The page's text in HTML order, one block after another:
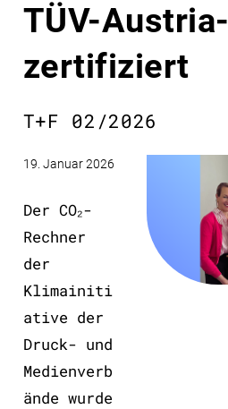
TÜV-Austria-
zertifiziert
T+F 02/2026
19. Januar 2026
Der CO₂-
Rechner
der
Klimainiti
ative der
Druck- und
Medienverb
ände wurde